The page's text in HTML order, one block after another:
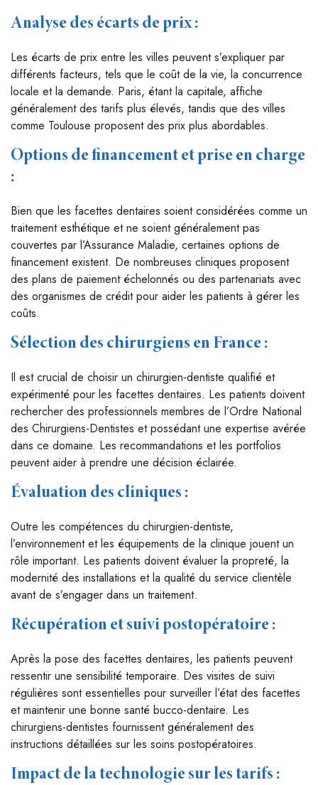
Analyse des écarts de prix :
Les écarts de prix entre les villes peuvent s’expliquer par
différents facteurs, tels que le coût de la vie, la concurrence
locale et la demande. Paris, étant la capitale, affiche
généralement des tarifs plus élevés, tandis que des villes
comme Toulouse proposent des prix plus abordables.
Options de financement et prise en charge
:
Bien que les facettes dentaires soient considérées comme un
traitement esthétique et ne soient généralement pas
couvertes par l’Assurance Maladie, certaines options de
financement existent. De nombreuses cliniques proposent
des plans de paiement échelonnés ou des partenariats avec
des organismes de crédit pour aider les patients à gérer les
coûts.
Sélection des chirurgiens en France :
Il est crucial de choisir un chirurgien-dentiste qualifié et
expérimenté pour les facettes dentaires. Les patients doivent
rechercher des professionnels membres de l’Ordre National
des Chirurgiens-Dentistes et possédant une expertise avérée
dans ce domaine. Les recommandations et les portfolios
peuvent aider à prendre une décision éclairée.
Évaluation des cliniques :
Outre les compétences du chirurgien-dentiste,
l’environnement et les équipements de la clinique jouent un
rôle important. Les patients doivent évaluer la propreté, la
modernité des installations et la qualité du service clientèle
avant de s’engager dans un traitement.
Récupération et suivi postopératoire :
Après la pose des facettes dentaires, les patients peuvent
ressentir une sensibilité temporaire. Des visites de suivi
régulières sont essentielles pour surveiller l’état des facettes
et maintenir une bonne santé bucco-dentaire. Les
chirurgiens-dentistes fournissent généralement des
instructions détaillées sur les soins postopératoires.
Impact de la technologie sur les tarifs :